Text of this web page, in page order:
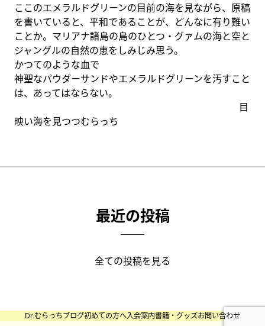
ここのエメラルドグリーンの目前の海を見ながら、原稿
を書いていると、平和であることが、どんなに有り難い
ことか。マリアナ諸島の島のひとつ・グァムの海と空と
ジャングルの自然の恵をしみじみ思う。
かつてのような血で
神聖なパウダーサンドやエメラルドグリーンを汚すこと
は、あってはならない。
目
映い海を見つつむらっち
最近の投稿
全ての投稿を見る
Dr.むらっちブログ初めての方へ入会案内書籍・グッズお問い合わせ